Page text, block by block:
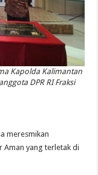
Kapolda Kalimantan
DPR RI Fraksi
meresmikan
Aman yang terletak di